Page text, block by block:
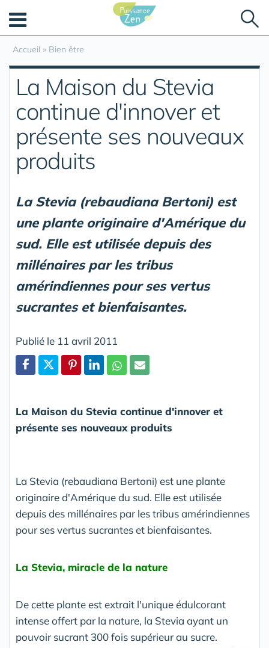
Accueil » Bien être
La Maison du Stevia
continue d'innover et
présente ses nouveaux
produits
La Stevia (rebaudiana Bertoni) est
une plante originaire d'Amérique du
sud. Elle est utilisée depuis des
millénaires par les tribus
amérindiennes pour ses vertus
sucrantes et bienfaisantes.
Publié le 11 avril 2011
La Maison du Stevia continue d'innover et
présente ses nouveaux produits
La Stevia (rebaudiana Bertoni) est une plante
originaire d'Amérique du sud. Elle est utilisée
depuis des millénaires par les tribus amérindiennes
pour ses vertus sucrantes et bienfaisantes.
La Stevia, miracle de la nature
De cette plante est extrait l'unique édulcorant
intense offert par la nature, la Stevia ayant un
pouvoir sucrant 300 fois supérieur au sucre.
Panneau de gestion des cookies